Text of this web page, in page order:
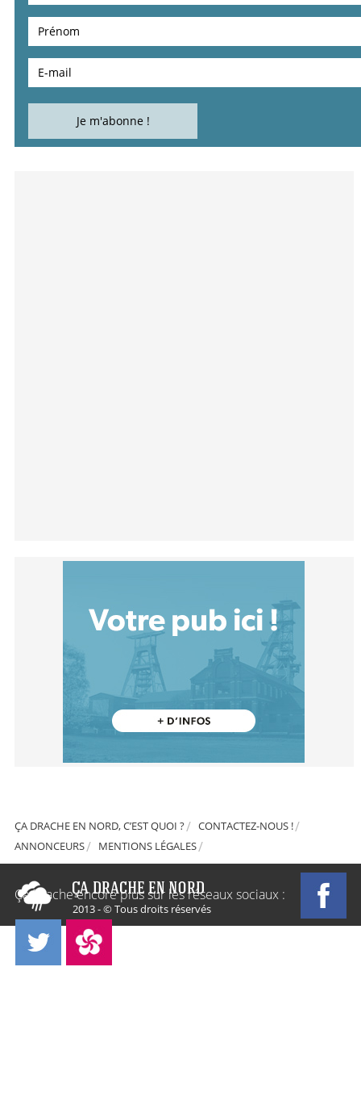
ÇA DRACHE EN NORD, C’EST QUOI ?
CONTACTEZ-NOUS !
ANNONCEURS
MENTIONS LÉGALES
2013 - © Tous droits réservés
Ça Drache encore plus sur les réseaux sociaux :